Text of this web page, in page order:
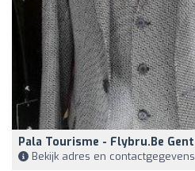
Pala Tourisme - Flybru.be Gent
Bekijk adres en contactgegevens